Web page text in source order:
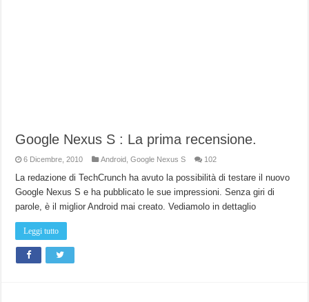
Google Nexus S : La prima recensione.
6 Dicembre, 2010 Android ,Google Nexus S 102
La redazione di TechCrunch ha avuto la possibilità di testare il nuovo
Google Nexus S e ha pubblicato le sue impressioni. Senza giri di
parole, è il miglior Android mai creato. Vediamolo in dettaglio
Leggi tutto